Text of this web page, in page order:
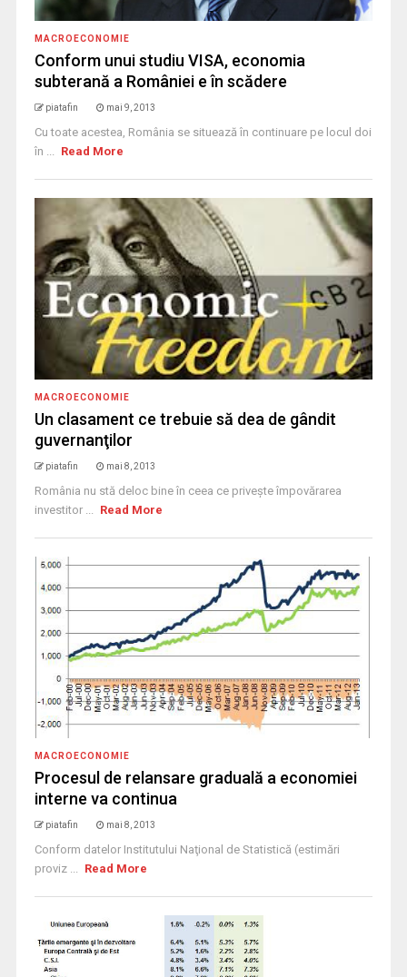
MACROECONOMIE
Conform unui studiu VISA, economia
subterană a României e în scădere
piatafin mai 9, 2013
Cu toate acestea, România se situează în continuare pe locul doi
în ... Read More
MACROECONOMIE
Un clasament ce trebuie să dea de gândit
guvernanţilor
piatafin mai 8, 2013
România nu stă deloc bine în ceea ce priveşte împovărarea
investitor ... Read More
MACROECONOMIE
Procesul de relansare graduală a economiei
interne va continua
piatafin mai 8, 2013
Conform datelor Institutului Naţional de Statistică (estimări
proviz ... Read More